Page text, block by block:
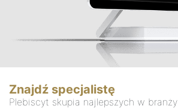
Znajdź specjalistę
Plebiscyt skupia najlepszych w branży